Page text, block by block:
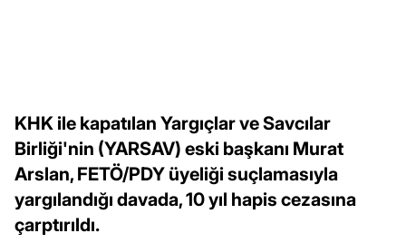
KHK ile kapatılan Yargıçlar ve Savcılar
Birliği'nin (YARSAV) eski başkanı Murat
Arslan, FETÖ/PDY üyeliği suçlamasıyla
yargılandığı davada, 10 yıl hapis cezasına
çarptırıldı.